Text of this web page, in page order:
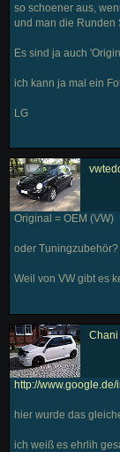
so schoener aus,
und man die Runden
Es sind ja auch
ich kann ja mal ein
LG
Original = OEM (VW)
oder Tuningzubehör?
Weil von VW gibt es
Chani
http://
hier wurde das
ich weiß es ehrlih